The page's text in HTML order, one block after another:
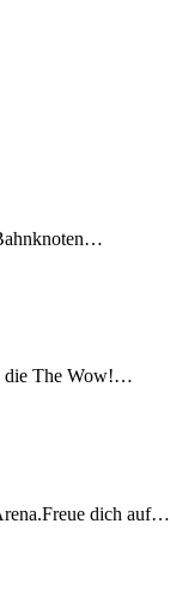
die The Wow!…
dich auf…